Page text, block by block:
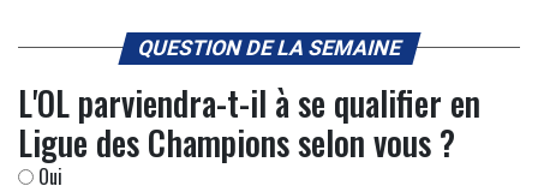
QUESTION DE LA SEMAINE
L'OL parviendra-t-il à se qualifier en
Ligue des Champions selon vous ?
Oui